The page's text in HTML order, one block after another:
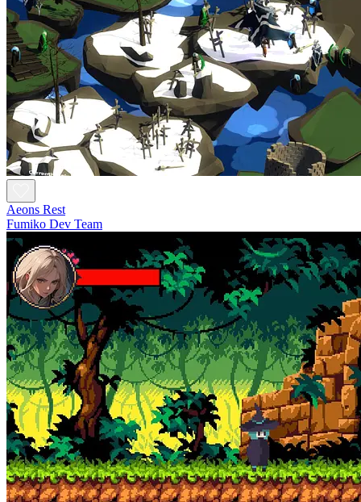
Aeons Rest
Fumiko Dev Team